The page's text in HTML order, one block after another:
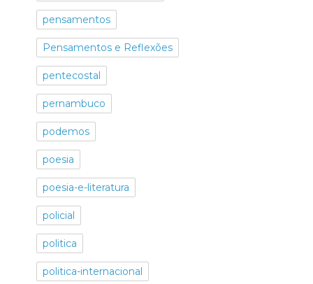
pensamentos
Pensamentos e Reflexões
pentecostal
pernambuco
podemos
poesia
poesia-e-literatura
policial
politica
politica-internacional